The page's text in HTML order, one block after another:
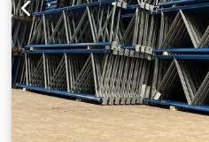
kaldırma karşı Bizim hizmet
talep üzerine) Yükleme, inşaat
şartlarımız ereksiyon vardır
15635 göre göre yapılan Tüm
görsel denetleme
teslimatla (deşarj)